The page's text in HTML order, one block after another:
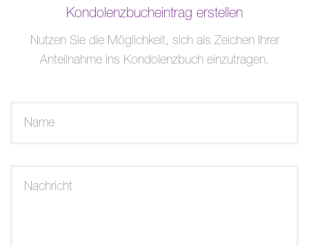
Kondolenzbucheintrag erstellen
Nutzen Sie die Möglichkeit, sich als Zeichen Ihrer
Anteilnahme ins Kondolenzbuch einzutragen.
Name
Nachricht